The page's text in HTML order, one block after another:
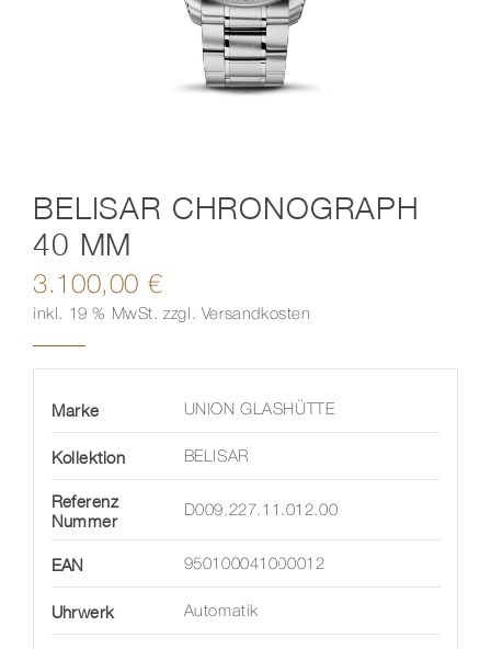
BELISAR CHRONOGRAPH
40 MM
3.100,00 €
inkl. 19 % MwSt. zzgl. Versandkosten
Marke UNION GLASHÜTTE
Kollektion BELISAR
Referenz
Nummer
D009.227.11.012.00
EAN 950100041000012
Uhrwerk Automatik